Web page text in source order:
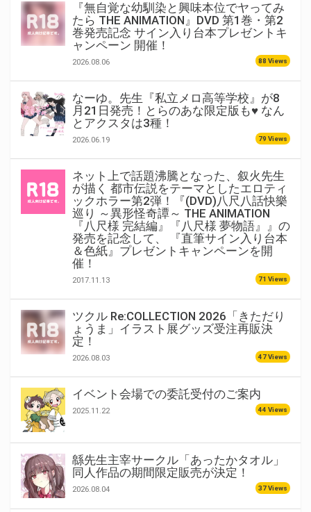
『無自覚な幼馴染と興味本位でヤってみ
たら THE ANIMATION』DVD 第1巻・第2
巻発売記念 サイン入り台本プレゼントキ
ャンペーン 開催！
2026.08.06 88 Views
なーゆ。先生『私立メロ高等学校』が8
月21日発売！とらのあな限定版も♥ なん
とアクスタは3種！
2026.06.19 79 Views
ネット上で話題沸騰となった、叙火先生
が描く 都市伝説をテーマとしたエロティ
ックホラー第2弾！『(DVD)八尺八話快樂
巡り ～異形怪奇譚～ THE ANIMATION
『八尺様 完結編』『八尺様 夢物語』』の
発売を記念して、 『直筆サイン入り台本
＆色紙』プレゼントキャンペーンを開
催！
2017.11.13 71 Views
ツクル Re:COLLECTION 2026「きただり
ょうま」イラスト展グッズ受注再販決
定！
2026.08.03 47 Views
イベント会場での委託受付のご案内
2025.11.22 44 Views
緜先生主宰サークル「あったかタオル」
同人作品の期間限定販売が決定！
2026.08.04 37 Views